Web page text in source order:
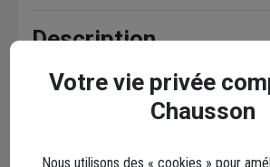
Description
Caractéristiques
Documents
Votre vie privée
Chausson
Nous utilisons des « cookies » pour